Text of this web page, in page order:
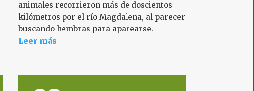
animales recorrieron más de doscientos
kilómetros por el río Magdalena, al parecer
buscando hembras para aparearse.
Leer más